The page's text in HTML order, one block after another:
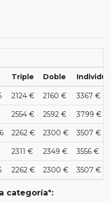
Triple Doble
2124 € 2160 € 3367 €
2554 € 2592 € 3799 €
2262 € 2300 € 3507 €
2311 € 2349 € 3556 €
2262 € 2300 € 3507 €
categoría*: